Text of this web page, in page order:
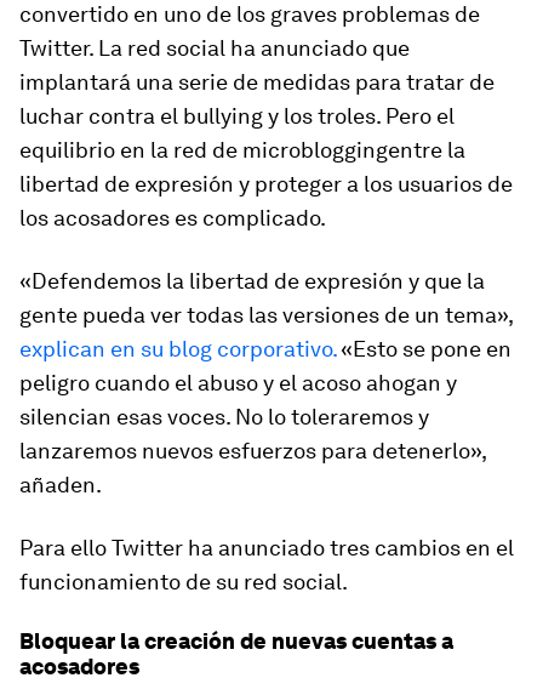
convertido en uno de los graves problemas de
Twitter. La red social ha anunciado que
implantará una serie de medidas para tratar de
luchar contra el bullyingy los troles. Pero el
equilibrio en la red de microbloggingentre la
libertad de expresión y proteger a los usuarios de
los acosadores es complicado.
«Defendemos la libertad de expresión y que la
gente pueda ver todas las versiones de un tema»,
explican en su blog corporativo.«Esto se pone en
peligro cuando el abuso y el acoso ahogan y
silencian esas voces. No lo toleraremos y
lanzaremos nuevos esfuerzos para detenerlo»,
añaden.
Para ello Twitter ha anunciado tres cambios en el
funcionamiento de su red social.
Bloquear la creación de nuevas cuentas a
acosadores